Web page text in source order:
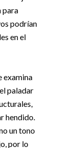
para
podrían
en el
examina
paladar
hendido.
un tono
por lo